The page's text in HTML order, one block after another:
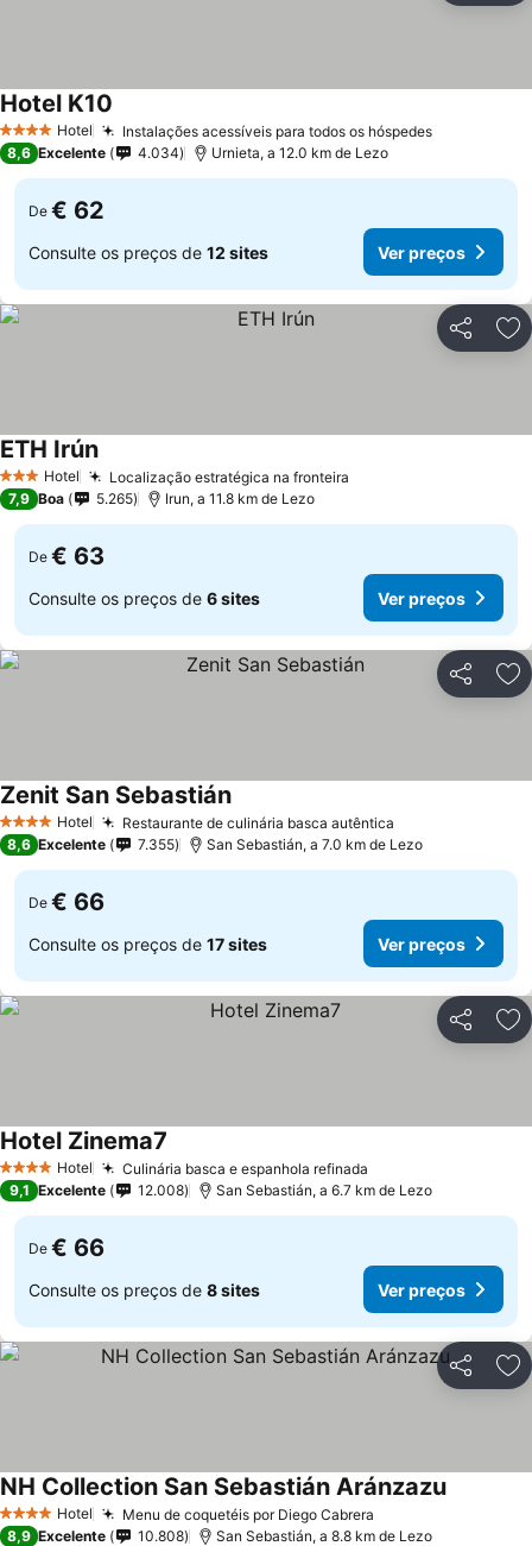
4 EstrelasHotel Instalações acessíveis para todos os hóspedes
Hotel K10
8,6 Excelente 4.034 Urnieta, a 12.0 km de Lezo
De € 62
Consulte os preços de 12 sites Ver preços
Partilhar
3 EstrelasHotel Localização estratégica na fronteira
ETH Irún
7,9 Boa 5.265 Irun, a 11.8 km de Lezo
De € 63
Consulte os preços de 6 sites Ver preços
Partilhar
4 EstrelasHotel Restaurante de culinária basca autêntica
Zenit San Sebastián
8,6 Excelente 7.355 San Sebastián, a 7.0 km de Lezo
De € 66
Consulte os preços de 17 sites Ver preços
Partilhar
4 EstrelasHotel Culinária basca e espanhola refinada
Hotel Zinema7
9,1 Excelente 12.008 San Sebastián, a 6.7 km de Lezo
De € 66
Consulte os preços de 8 sites Ver preços
Partilhar
4 EstrelasHotel Menu de coquetéis por Diego Cabrera
NH Collection San Sebastián Aránzazu
8,9 Excelente 10.808 San Sebastián, a 8.8 km de Lezo